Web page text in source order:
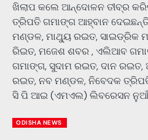
ଖିଲାପ କଲେ ଆନ୍ଦୋଳନ ତୀବ୍ର
ତ୍ରିପତି ଗମାଙ୍ଗ ଆହ୍ବାନ
ମଣ୍ଡଳ, ମାଥ୍ୟୁ ରଇତ, ସାଇଡ୍ରିକ
ରିଇତ, ମଜେଶ ଶବର , ଏଲିଆବ
ଗମାଙ୍ଗ, ସୁଦାମ ରଇତ, ଦାନ ରଇତ,
ରଇତ, ନବ ମଣ୍ଡଳ, ନିବେଦକ
ସି ପି ଆଇ (ଏମଏଲ) ଲିବରେସନ
ODISHA NEWS